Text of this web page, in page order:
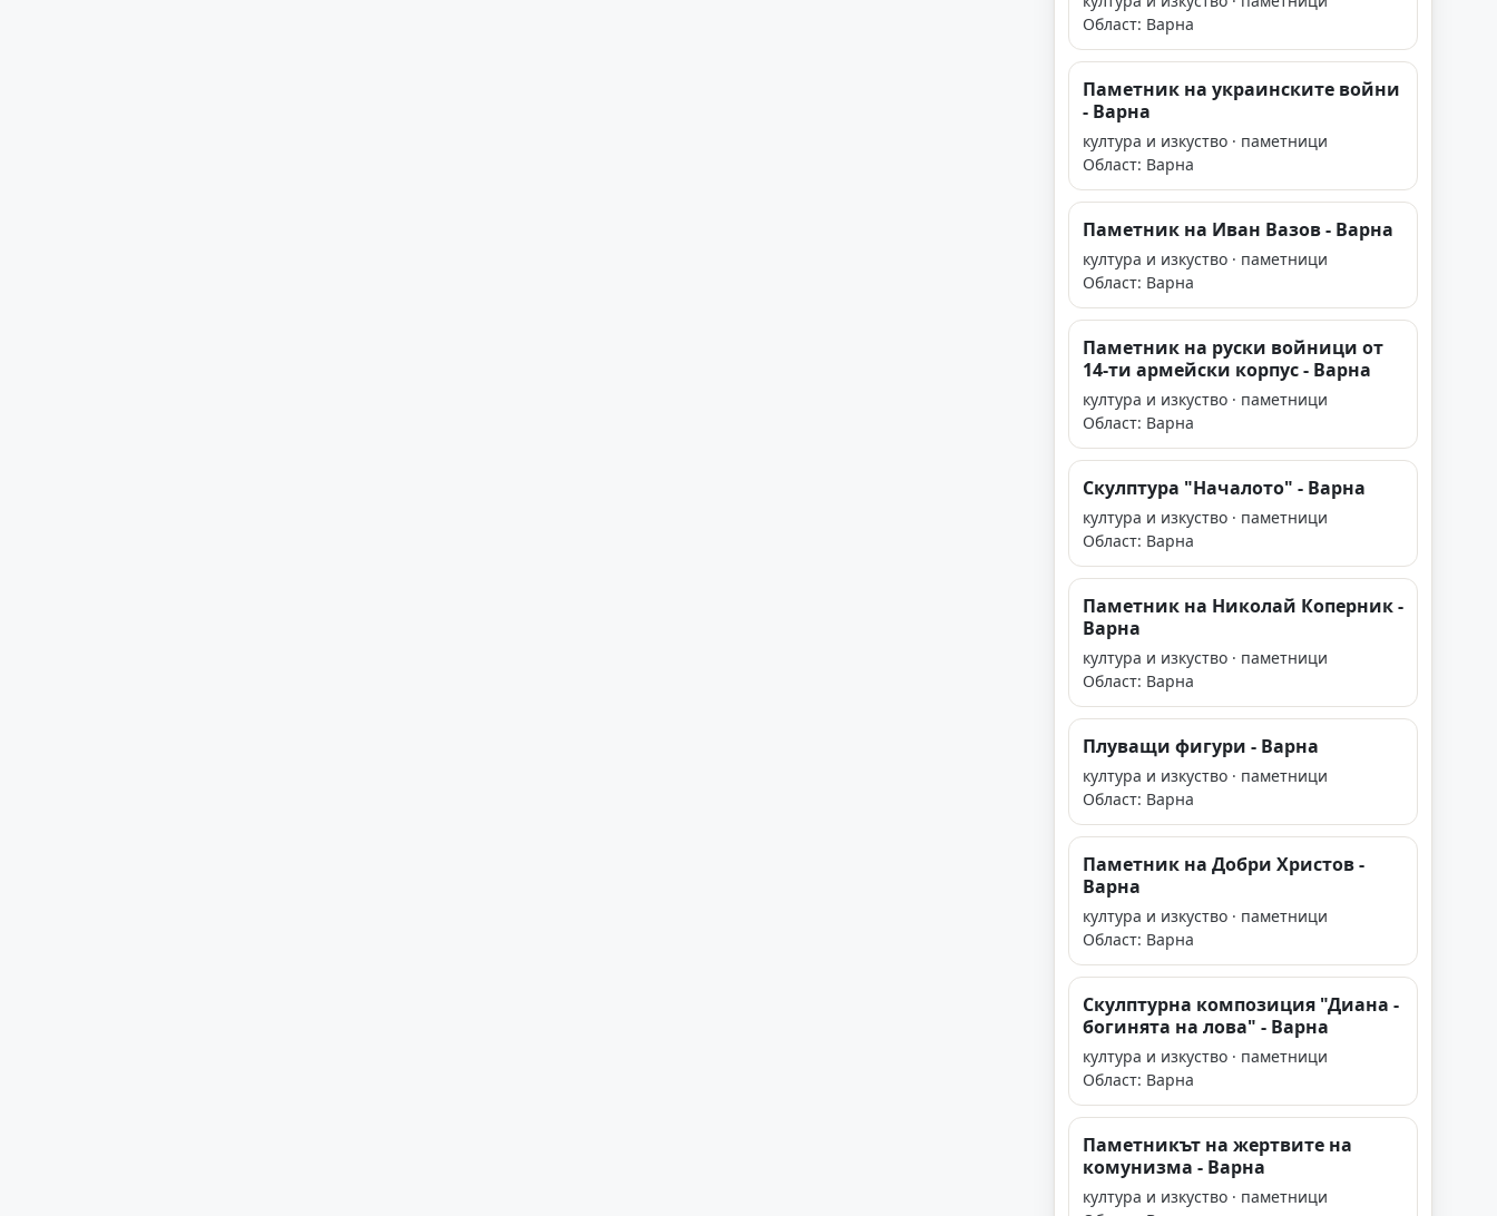
Област: Варна
Паметник на украинските войни
- Варна
култура и изкуство · паметници
Област: Варна
Паметник на Иван Вазов - Варна
култура и изкуство · паметници
Област: Варна
Паметник на руски войници от
14-ти армейски корпус - Варна
култура и изкуство · паметници
Област: Варна
Скулптура "Началото" - Варна
култура и изкуство · паметници
Област: Варна
Паметник на Николай Коперник -
Варна
култура и изкуство · паметници
Област: Варна
Плуващи фигури - Варна
култура и изкуство · паметници
Област: Варна
Паметник на Добри Христов -
Варна
култура и изкуство · паметници
Област: Варна
Скулптурна композиция "Диана -
богинята на лова" - Варна
култура и изкуство · паметници
Област: Варна
Паметникът на жертвите на
комунизма - Варна
култура и изкуство · паметници